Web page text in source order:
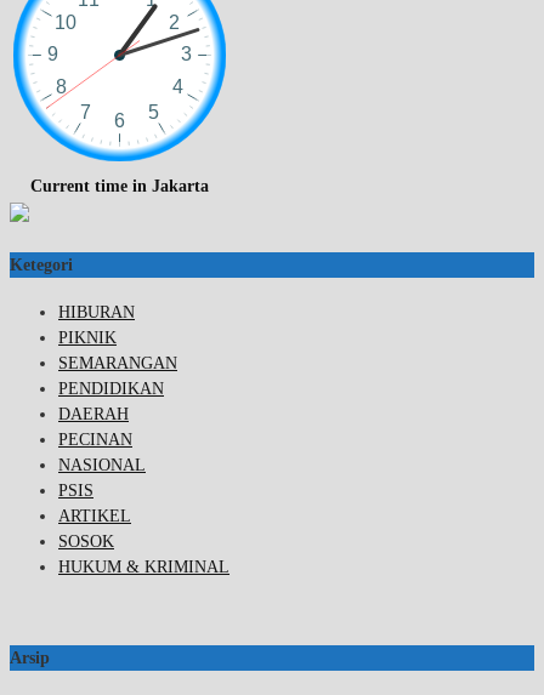
Current time in Jakarta
Ketegori
HIBURAN
PIKNIK
SEMARANGAN
PENDIDIKAN
DAERAH
PECINAN
NASIONAL
PSIS
ARTIKEL
SOSOK
HUKUM & KRIMINAL
Arsip